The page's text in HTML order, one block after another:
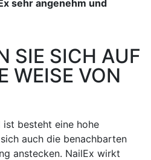
sehr angenehm und
SIE SICH AUF
WEISE VON
besteht eine hohe
auch die benachbarten
anstecken. NailEx wirkt